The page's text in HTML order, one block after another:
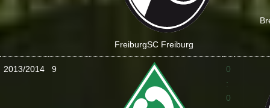
FreiburgSC Freiburg
2013/2014 9
0
:
0